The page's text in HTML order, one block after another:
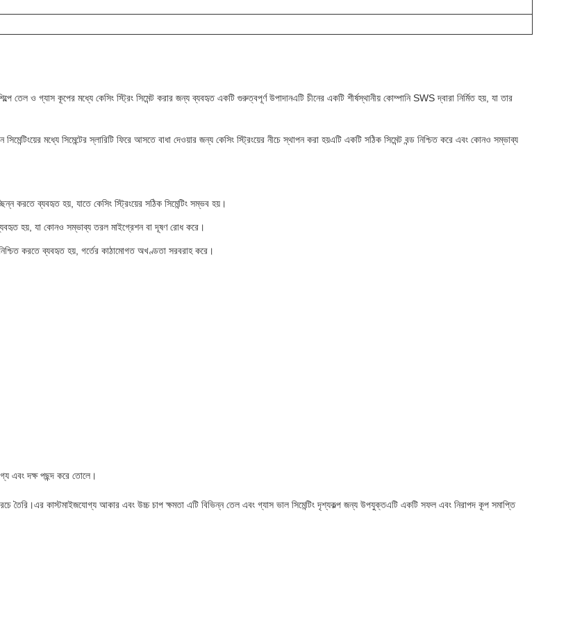
তেল ও গ্যাস কূপের মধ্যে কেসিং স্ট্রিং সিমেন্ট করার জন্য ব্যবহৃত একটি গুরুত্বপূর্ণ উপাদানএটি চীনের একটি শীর্ষস্থানীয় কোম্পানি SWS দ্বারা নির্মিত হয়, যা তার
মধ্যে সিমেন্টের স্লারিটি ফিরে আসতে বাধা দেওয়ার জন্য কেসিং স্ট্রিংয়ের নীচে স্থাপন করা হয়এটি একটি সঠিক সিমেন্ট বন্ড নিশ্চিত করে এবং কোনও সম্ভাব্য
করতে ব্যবহৃত হয়, যাতে কেসিং স্ট্রিংয়ের সঠিক সিমেন্টিং সম্ভব হয়।
ব্যবহৃত হয়, যা কোনও সম্ভাব্য তরল মাইগ্রেশন বা দূষণ রোধ করে।
নিশ্চিত করতে ব্যবহৃত হয়, গর্তের কাঠামোগত অখণ্ডতা সরবরাহ করে।
এবং দক্ষ পছন্দ করে তোলে।
তৈরি।এর কাস্টমাইজযোগ্য আকার এবং উচ্চ চাপ ক্ষমতা এটি বিভিন্ন তেল এবং গ্যাস ভাল সিমেন্টিং দৃশ্যকল্প জন্য উপযুক্তএটি একটি সফল এবং নিরাপদ কূপ সমাপ্তি